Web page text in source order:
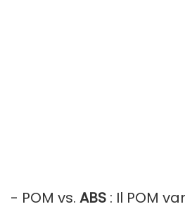
- POM vs. ABS : Il POM